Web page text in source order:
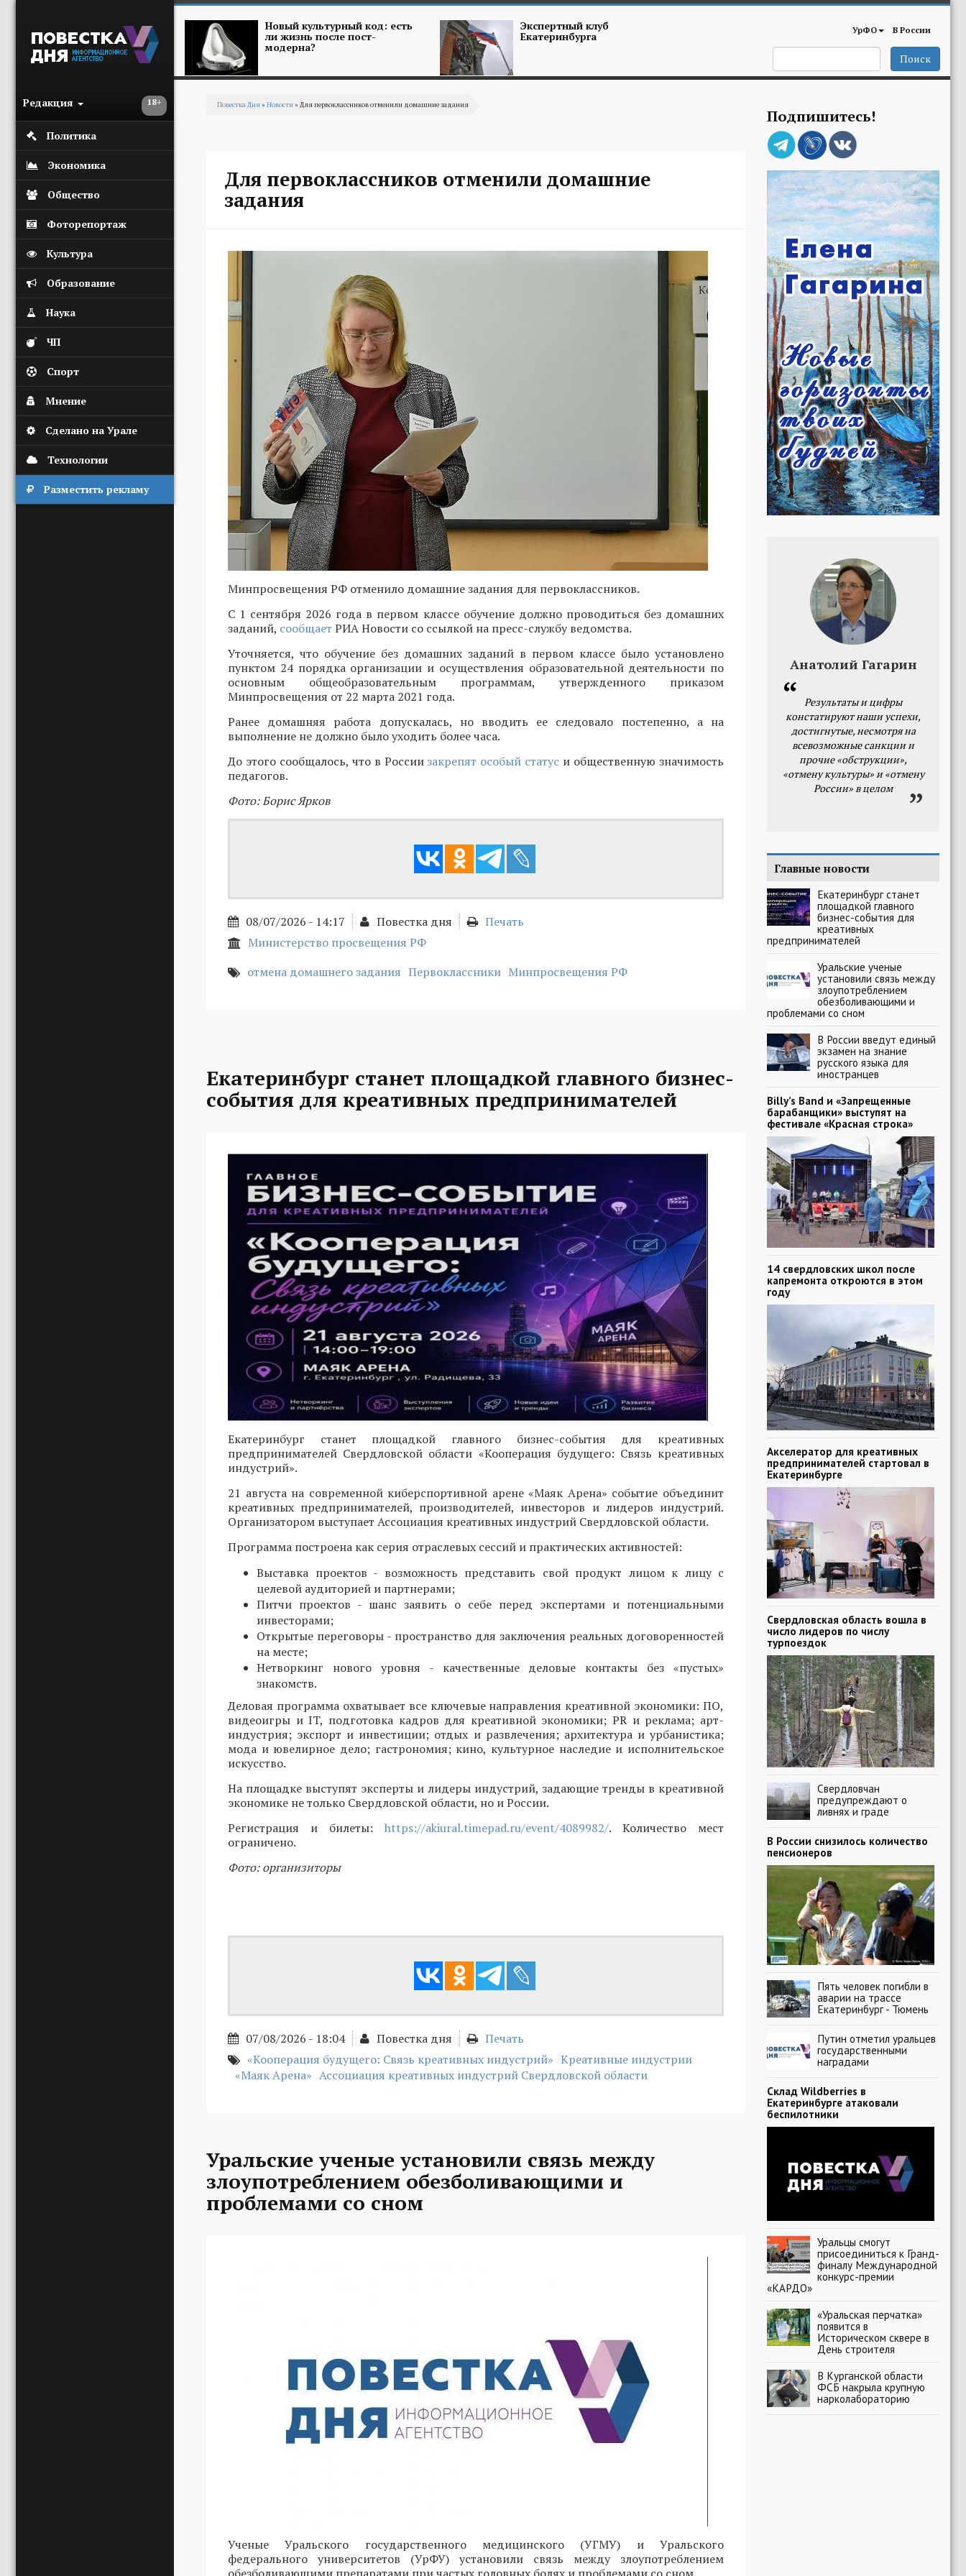
18+
Редакция
Политика
Экономика
Общество
Фоторепортаж
Культура
Образование
Наука
ЧП
Спорт
Мнение
Сделано на Урале
Технологии
Разместить рекламу
Новый культурный код: есть
ли жизнь после пост-
модерна?
Экспертный клуб
Екатеринбурга УрФО В России
Поиск
Повестка Дня» Новости» Для первоклассников отменили домашние задания
Для первоклассников отменили домашние
задания
Минпросвещения РФ отменило домашние задания для первоклассников.
С 1 сентября 2026 года в первом классе обучение должно проводиться без домашних
заданий, сообщает РИА Новости со ссылкой на пресс-службу ведомства.
Уточняется, что обучение без домашних заданий в первом классе было установлено
пунктом 24 порядка организации и осуществления образовательной деятельности по
основным общеобразовательным программам, утвержденного приказом
Минпросвещения от 22 марта 2021 года.
Ранее домашняя работа допускалась, но вводить ее следовало постепенно, а на
выполнение не должно было уходить более часа.
До этого сообщалось, что в Россиизакрепят особый статус и общественную значимость
педагогов.
Фото: Борис Ярков
08/07/2026 - 14:17 Повестка дня
Печать
Министерство просвещения РФ
отмена домашнего задания Первоклассники Минпросвещения РФ
Екатеринбург станет площадкой главного бизнес-
события для креативных предпринимателей
Екатеринбург станет площадкой главного бизнес-события для креативных
предпринимателей Свердловской области «Кооперация будущего: Связь креативных
индустрий».
21 августа на современной киберспортивной арене «Маяк Арена» событие объединит
креативных предпринимателей, производителей, инвесторов и лидеров индустрий.
Организатором выступает Ассоциация креативных индустрий Свердловской области.
Программа построена как серия отраслевых сессий и практических активностей:
Выставка проектов - возможность представить свой продукт лицом к лицу с
целевой аудиторией и партнерами;
Питчи проектов - шанс заявить о себе перед экспертами и потенциальными
инвесторами;
Открытые переговоры - пространство для заключения реальных договоренностей
на месте;
Нетворкинг нового уровня - качественные деловые контакты без «пустых»
знакомств.
Деловая программа охватывает все ключевые направления креативной экономики: ПО,
видеоигры и IT, подготовка кадров для креативной экономики; PR и реклама; арт-
индустрия; экспорт и инвестиции; отдых и развлечения; архитектура и урбанистика;
мода и ювелирное дело; гастрономия; кино, культурное наследие и исполнительское
искусство.
На площадке выступят эксперты и лидеры индустрий, задающие тренды в креативной
экономике не только Свердловской области, но и России.
Регистрация и билеты: https://akiural.timepad.ru/event/4089982/. Количество мест
ограничено.
Фото: организиторы
07/08/2026 - 18:04 Повестка дня
Печать
«Кооперация будущего: Связь креативных индустрий» Креативные индустрии
«Маяк Арена» Ассоциация креативных индустрий Свердловской области
Уральские ученые установили связь между
злоупотреблением обезболивающими и
проблемами со сном
Ученые Уральского государственного медицинского (УГМУ) и Уральского
федерального университетов (УрФУ) установили связь между злоупотреблением
Подпишитесь!
Анатолий Гагарин
Результаты и цифры
констатируют наши успехи,
достигнутые, несмотря на
всевозможные санкции и
прочие «обструкции»,
«отмену культуры» и «отмену
России» в целом
Главные новости
Екатеринбург станет
площадкой главного
бизнес-события для
креативных
предпринимателей
Уральские ученые
установили связь между
злоупотреблением
обезболивающими и
проблемами со сном
В России введут единый
экзамен на знание
русского языка для
иностранцев
Billy’s Band и «Запрещенные
барабанщики» выступят на
фестивале «Красная строка»
14 свердловских школ после
капремонта откроются в этом
году
Акселератор для креативных
предпринимателей стартовал в
Екатеринбурге
Свердловская область вошла в
число лидеров по числу
турпоездок
Свердловчан
предупреждают о
ливнях и граде
В России снизилось количество
пенсионеров
Пять человек погибли в
аварии на трассе
Екатеринбург - Тюмень
Путин отметил уральцев
государственными
наградами
Склад Wildberries в
Екатеринбурге атаковали
беспилотники
Уральцы смогут
присоединиться к Гранд-
финалу Международной
конкурс-премии
«КАРДО»
«Уральская перчатка»
появится в
Историческом сквере в
День строителя
В Курганской области
ФСБ накрыла крупную
нарколабораторию